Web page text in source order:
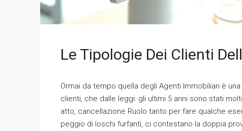
Le Tipologie Dei Clienti
Ormai da tempo quella degli Agenti Immobiliari è
clienti, che dalle leggi: gli ultimi 5 anni sono stati
atto, cancellazione Ruolo tanto per fare qualche
peggio di loschi furfanti, ci contestano la doppia